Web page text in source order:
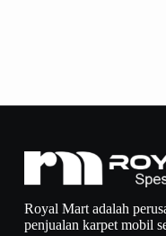
Royal Mart adalah
penjualan karpet mobil